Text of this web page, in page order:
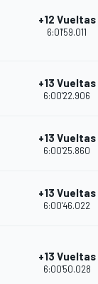
+12 Vueltas
6:01'59.011
+13 Vueltas
6:00'22.906
+13 Vueltas
6:00'25.860
+13 Vueltas
6:00'46.022
+13 Vueltas
6:00'50.028